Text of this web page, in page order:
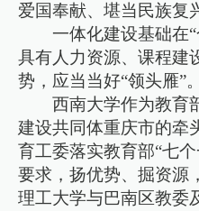
爱国奉献、堪当民族复
一体化建设基础在
具有人力资源、课程建
势，应当当好“领头雁”。
西南大学作为教育
建设共同体重庆市的牵
育工委落实教育部“七
要求，扬优势、掘资源
理工大学与巴南区教委